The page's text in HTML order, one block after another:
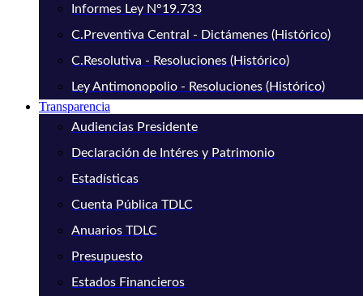
Informes Ley N°19.733
C.Preventiva Central - Dictámenes (Histórico)
C.Resolutiva - Resoluciones (Histórico)
Ley Antimonopolio - Resoluciones (Histórico)
Transparencia
Audiencias Presidente
Declaración de Intéres y Patrimonio
Estadísticas
Cuenta Pública TDLC
Anuarios TDLC
Presupuesto
Estados Financieros